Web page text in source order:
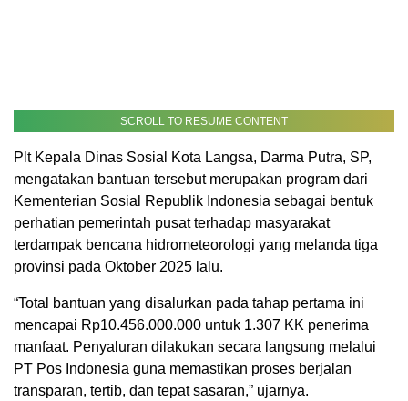
SCROLL TO RESUME CONTENT
Plt Kepala Dinas Sosial Kota Langsa, Darma Putra, SP,
mengatakan bantuan tersebut merupakan program dari
Kementerian Sosial Republik Indonesia sebagai bentuk
perhatian pemerintah pusat terhadap masyarakat
terdampak bencana hidrometeorologi yang melanda tiga
provinsi pada Oktober 2025 lalu.
“Total bantuan yang disalurkan pada tahap pertama ini
mencapai Rp10.456.000.000 untuk 1.307 KK penerima
manfaat. Penyaluran dilakukan secara langsung melalui
PT Pos Indonesia guna memastikan proses berjalan
transparan, tertib, dan tepat sasaran,” ujarnya.